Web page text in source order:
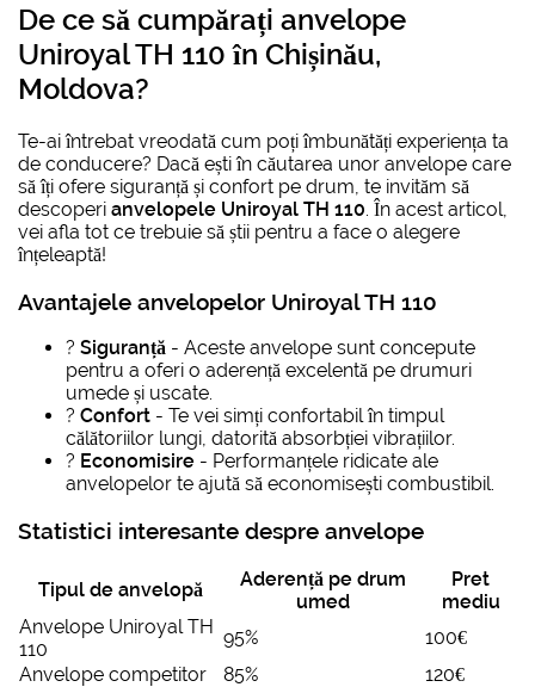
De ce să cumpărați anvelope
Uniroyal TH 110 în Chișinău,
Moldova?
Te-ai întrebat vreodată cum poți îmbunătăți experiența ta
de conducere? Dacă ești în căutarea unor anvelope care
să îți ofere siguranță și confort pe drum, te invităm să
descoperi anvelopele Uniroyal TH 110. În acest articol,
vei afla tot ce trebuie să știi pentru a face o alegere
înțeleaptă!
Avantajele anvelopelor Uniroyal TH 110
?️ Siguranță - Aceste anvelope sunt concepute
pentru a oferi o aderență excelentă pe drumuri
umede și uscate.
? Confort - Te vei simți confortabil în timpul
călătoriilor lungi, datorită absorbției vibrațiilor.
? Economisire - Performanțele ridicate ale
anvelopelor te ajută să economisești combustibil.
Statistici interesante despre anvelope
Tipul de anvelopă
Aderență pe drum
umed
Pret
mediu
Anvelope Uniroyal TH
110
95%
100€
Anvelope competitor
85% 120€